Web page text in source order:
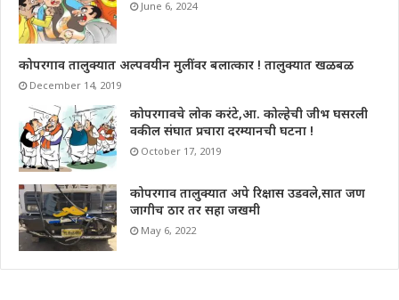
June 6, 2024
कोपरगाव तालुक्यात अल्पवयीन मुलींवर बलात्कार ! तालुक्यात खळबळ
December 14, 2019
कोपरगावचे लोक करंटे,आ. कोल्हेची जीभ घसरली
वकील संघात प्रचारा दरम्यानची घटना !
October 17, 2019
कोपरगाव तालुक्यात अपे रिक्षास उडवले,सात जण
जागीच ठार तर सहा जखमी
May 6, 2022